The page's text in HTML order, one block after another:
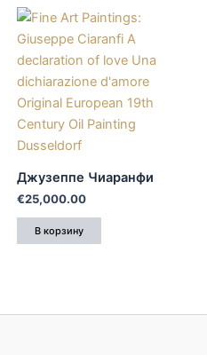
Джузеппе Чиаранфи
€25,000.00
В корзину